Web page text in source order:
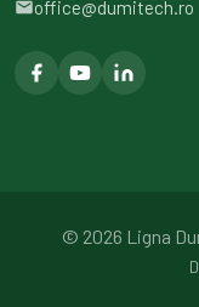
office@dumitech.ro
© 2026 Ligna